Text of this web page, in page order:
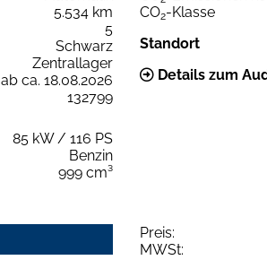
5.534 km
5
Schwarz
Zentrallager
ab ca. 18.08.2026
132799
85 kW / 116 PS
Benzin
999 cm³
CO2-Klasse
Standort
Details zum
Preis:
MWSt: